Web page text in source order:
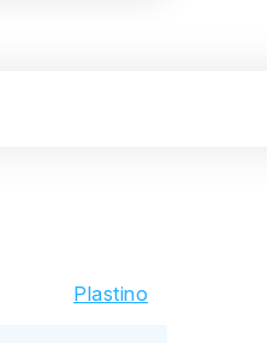
Plastino